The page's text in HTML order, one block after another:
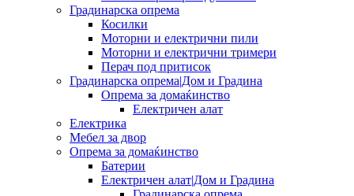
Градинарска опрема
Косилки
Моторни и електрични пили
Моторни и електрични тримери
Перач под притисок
Градинарска опрема|Дом и Градина
Опрема за домаќинство
Електричен алат
Електрика
Мебел за двор
Опрема за домаќинство
Батерии
Електричен алат|Дом и Градина